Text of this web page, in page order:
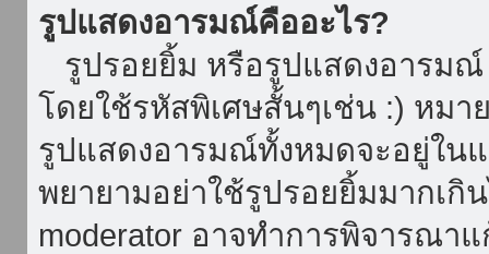
รูปแสดงอารมณ์คืออะไร?
รูปรอยยิ้ม หรือรูปแสดงอารมณ์
โดยใช้รหัสพิเศษสั้นๆเช่น :) หมา
รูปแสดงอารมณ์ทั้งหมดจะอยู่ใ
พยายามอย่าใช้รูปรอยยิ้มมากเกิ
moderator อาจทำการพิจารณา